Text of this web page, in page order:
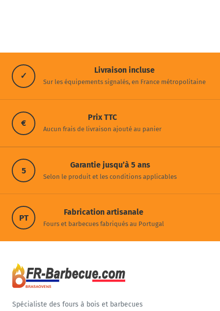
✓
Livraison incluse
Sur les équipements signalés, en France métropolitaine
€
Prix TTC
Aucun frais de livraison ajouté au panier
5
Garantie jusqu’à 5 ans
Selon le produit et les conditions applicables
PT
Fabrication artisanale
Fours et barbecues fabriqués au Portugal
Spécialiste des fours à bois et barbecues